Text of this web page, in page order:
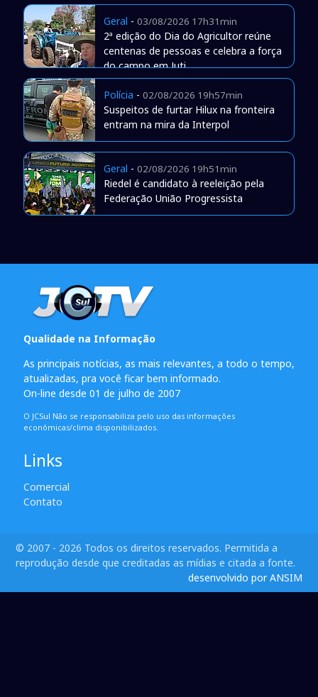
Geral - 03/08/2026 17h31min
2ª edição do Dia do Agricultor reúne
centenas de pessoas e celebra a força
do campo em Juti
Polícia - 02/08/2026 19h57min
Suspeitos de furtar Hilux na fronteira
entram na mira da Interpol
Geral - 02/08/2026 19h51min
Riedel é candidato à reeleição pela
Federação União Progressista
Qualidade na Informação
As principais notícias, as mais relevantes, a todo o tempo,
atualizadas, pra você ficar bem informado.
On-line desde 01 de julho de 2007
O JCSul Não se responsabiliza pelo uso das informações
econômicas/clima disponibilizados.
Links
Comercial
Contato
© 2007 - 2026 Todos os direitos reservados. Permitida a
reprodução desde que creditadas as mídias e citada a fonte.
desenvolvido por ANSIM